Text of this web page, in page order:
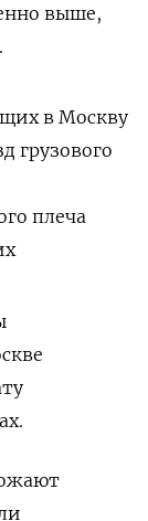
выше,
в Москву
грузового
плеча